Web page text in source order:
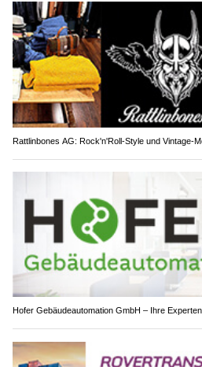
Rattlinbones AG: Rock'n'Roll-Style und Vintage-
Hofer Gebäudeautomation GmbH – Ihre